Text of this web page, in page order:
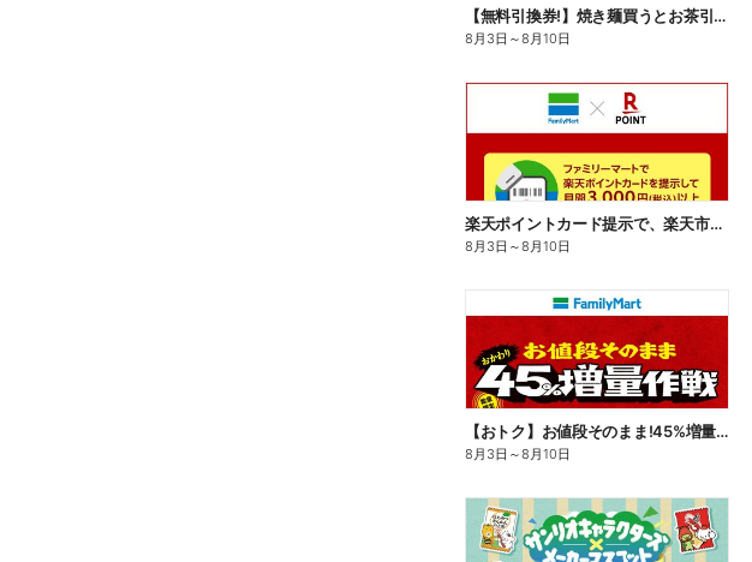
【無料引換券!】焼き麺買うとお茶引換券貰える!
8月3日 ～8月10日
楽天ポイントカード提示で、楽天市場でのお買い物がおトクに!
8月3日 ～8月10日
【おトク】お値段そのまま!45%増量作戦!
8月3日 ～8月10日